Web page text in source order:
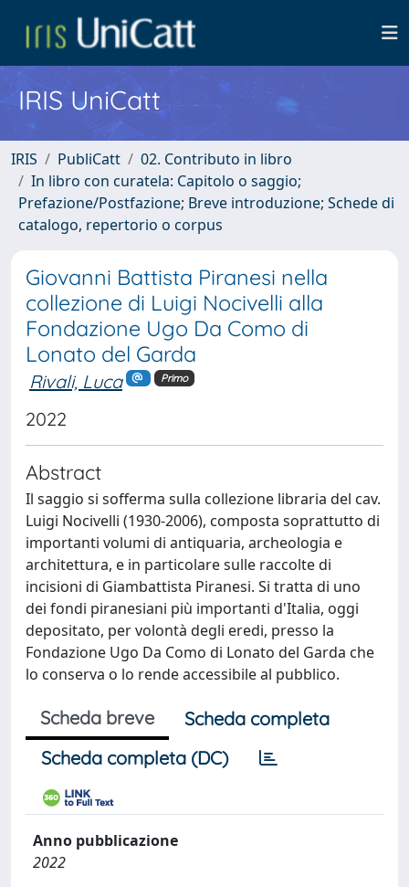
IRIS UniCatt
IRIS PubliCatt
02. Contributo in libro
In libro con curatela: Capitolo o saggio;
Prefazione/Postfazione; Breve introduzione; Schede di
catalogo, repertorio o corpus
Giovanni Battista Piranesi nella
collezione di Luigi Nocivelli alla
Fondazione Ugo Da Como di
Lonato del Garda
Rivali, Luca Primo
2022
Abstract
Il saggio si sofferma sulla collezione libraria del cav.
Luigi Nocivelli (1930-2006), composta soprattutto di
importanti volumi di antiquaria, archeologia e
architettura, e in particolare sulle raccolte di
incisioni di Giambattista Piranesi. Si tratta di uno
dei fondi piranesiani più importanti d'Italia, oggi
depositato, per volontà degli eredi, presso la
Fondazione Ugo Da Como di Lonato del Garda che
lo conserva o lo rende accessibile al pubblico.
Scheda breve
Scheda completa
Scheda completa (DC)
Anno pubblicazione
2022